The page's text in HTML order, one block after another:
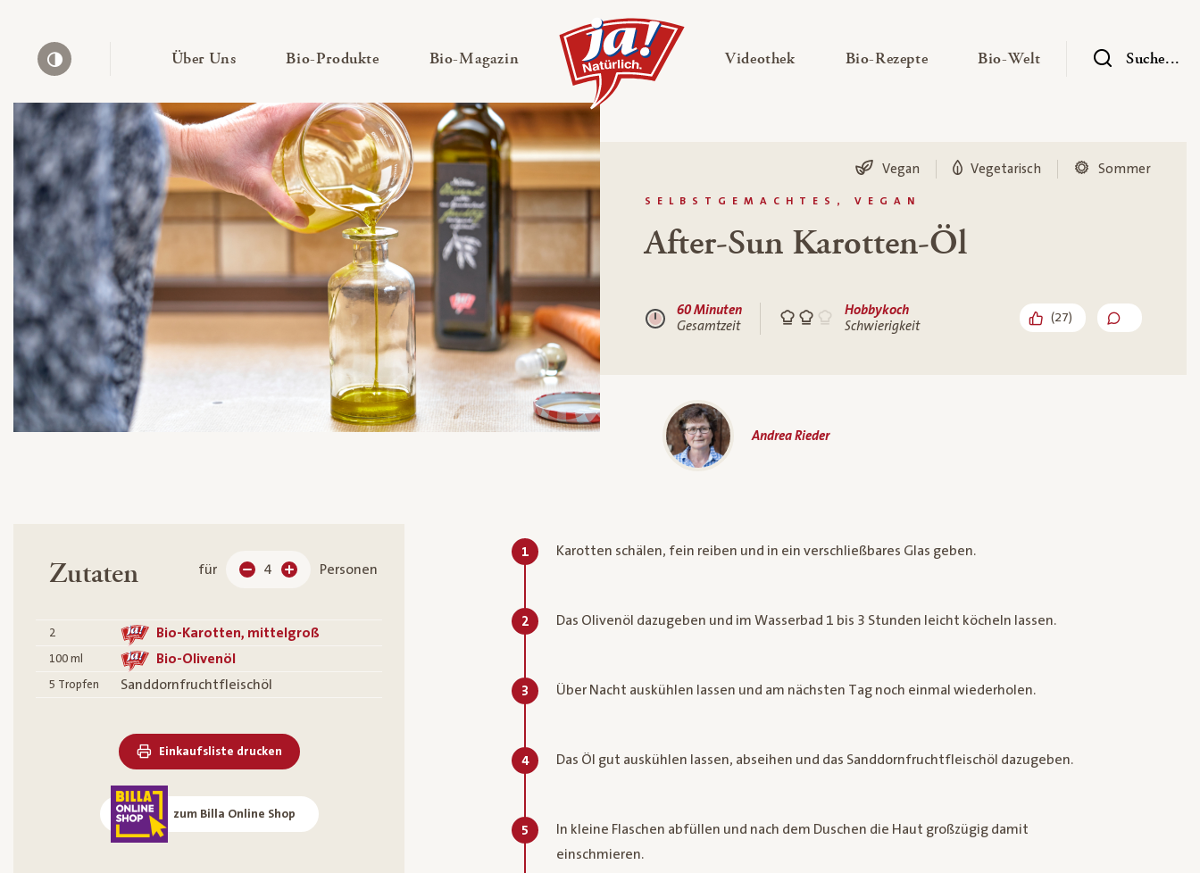
Über Uns— Untermenü ausklappen
Bio-Produkte— Untermenü ausklappen
Bio-Magazin — Untermenü ausklappen Videothek— Untermenü ausklappen
Bio-Rezepte— Untermenü ausklappen
Bio-Welt — UntermenüSuche...
SELBSTGEMACHTES, VEGAN
Vegan Vegetarisch Sommer
After-Sun Karotten-Öl
60 Minuten
Gesamtzeit
Hobbykoch
Schwierigkeit
(27)
Andrea Rieder
Zutaten für 4 Personen
2 Bio-Karotten, mittelgroß
100 ml Bio-Olivenöl
5 Tropfen Sanddornfruchtfleischöl
Einkaufsliste drucken
zum Billa Online Shop
1 Karotten schälen, fein reiben und in ein verschließbares Glas geben.
2 Das Olivenöl dazugeben und im Wasserbad 1 bis 3 Stunden leicht köcheln lassen.
3 Über Nacht auskühlen lassen und am nächsten Tag noch einmal wiederholen.
4 Das Öl gut auskühlen lassen, abseihen und das Sanddornfruchtfleischöl dazugeben.
5
In kleine Flaschen abfüllen und nach dem Duschen die Haut großzügig damit
einschmieren.